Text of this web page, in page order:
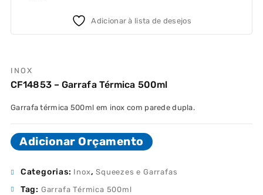
Adicionar à lista de desejos
INOX
CF14853 – Garrafa Térmica 500ml
Garrafa térmica 500ml em inox com parede dupla.
Adicionar Orçamento
Categorias: Inox,Squeezes e Garrafas
Tag: Garrafa Térmica 500ml